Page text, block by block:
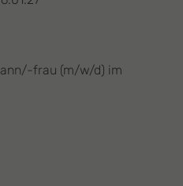
frau (m/w/d) im